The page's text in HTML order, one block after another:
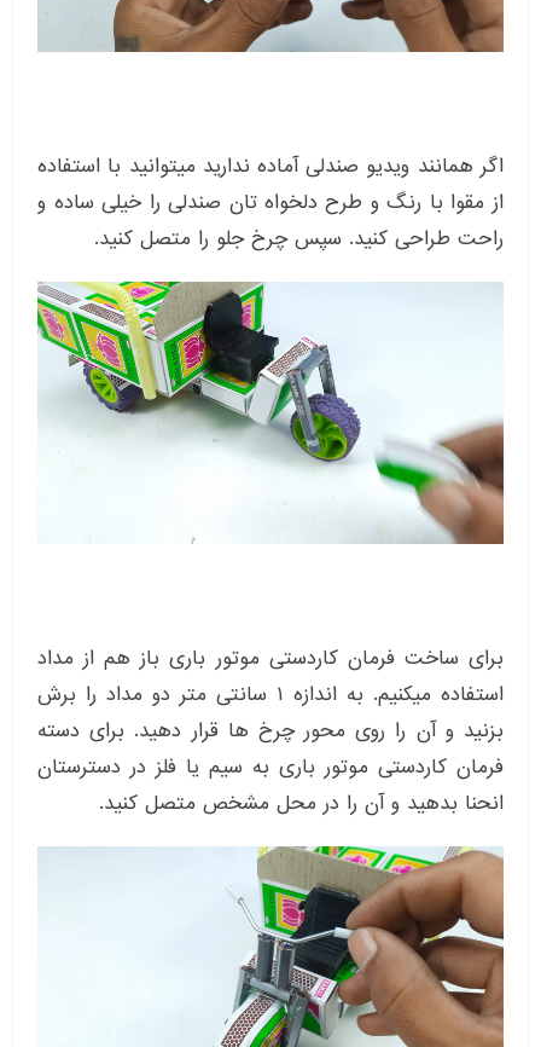
اگر همانند ویدیو صندلی آماده ندارید میتوانید با استفاده
از مقوا با رنگ و طرح دلخواه تان صندلی را خیلی ساده و
راحت طراحی کنید. سپس چرخ جلو را متصل کنید.
برای ساخت فرمان کاردستی موتور باری باز هم از مداد
استفاده میکنیم. به اندازه ۱ سانتی متر دو مداد را برش
بزنید و آن را روی محور چرخ ها قرار دهید. برای دسته
فرمان کاردستی موتور باری به سیم یا فلز در دسترستان
انحنا بدهید و آن را در محل مشخص متصل کنید.